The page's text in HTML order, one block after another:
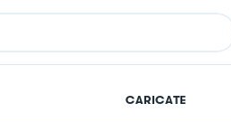
CARICATE